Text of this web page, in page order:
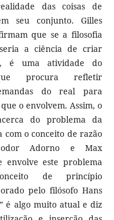
das coisas de
seu conjunto. Gilles
que se a filosofia
a ciência de criar
é uma atividade do
procura refletir
do real para
o envolvem. Assim, o
do problema da
com o conceito de razão
Adorno e Max
envolve este problema
de princípio
pelo filósofo Hans
é algo muito atual e diz